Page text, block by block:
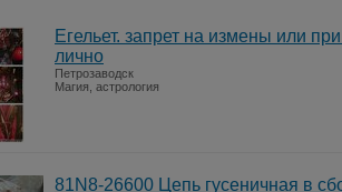
Егельет. запрет на измены или
лично
Петрозаводск
Магия, астрология
81N8-26600 Цепь гусеничная в